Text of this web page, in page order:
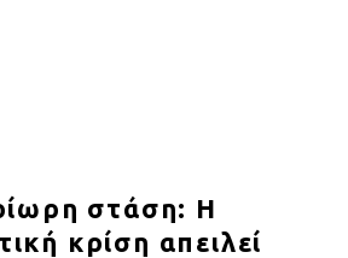
στάση: Η
κρίση απειλεί